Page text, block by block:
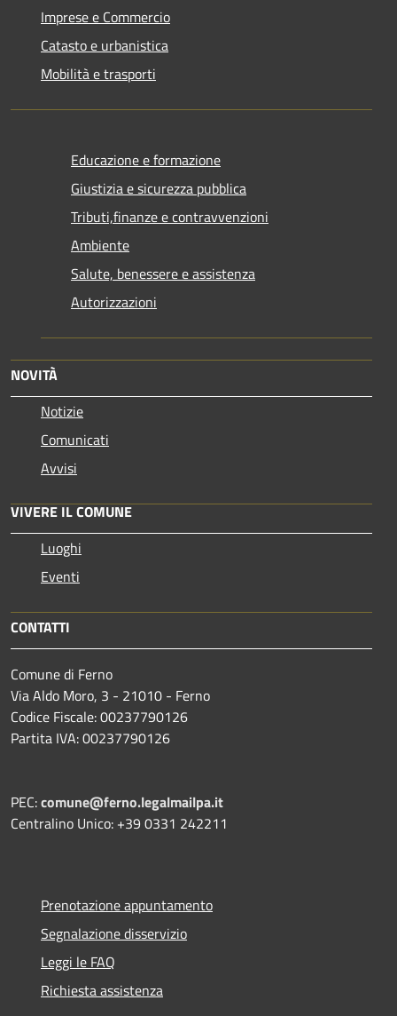
Imprese e Commercio
Catasto e urbanistica
Mobilità e trasporti
Educazione e formazione
Giustizia e sicurezza pubblica
Tributi,finanze e contravvenzioni
Ambiente
Salute, benessere e assistenza
Autorizzazioni
NOVITÀ
Notizie
Comunicati
Avvisi
VIVERE IL COMUNE
Luoghi
Eventi
CONTATTI
Comune di Ferno
Via Aldo Moro, 3 - 21010 - Ferno
Codice Fiscale: 00237790126
Partita IVA: 00237790126
PEC:comune@ferno.legalmailpa.it
Centralino Unico: +39 0331 242211
Prenotazione appuntamento
Segnalazione disservizio
Leggi le FAQ
Richiesta assistenza